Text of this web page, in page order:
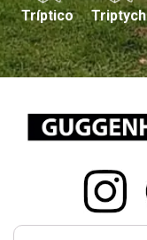
Tríptico Triptych